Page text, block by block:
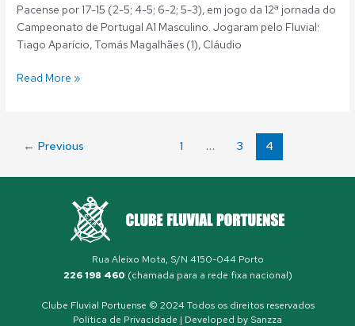
Pacense por 17-15 (2-5; 4-5; 6-2; 5-3), em jogo da 12ª jornada do
Campeonato de Portugal A1 Masculino. Jogaram pelo Fluvial:
Tiago Aparício, Tomás Magalhães (1), Cláudio
Read More »
← Previous 1 … 3 4
Rua Aleixo Mota, S/N 4150-044 Porto
226 198 460 (chamada para a rede fixa nacional)
Clube Fluvial Portuense © 2024 Todos os direitos reservados
Política de Privacidade | Developed by Sanzza